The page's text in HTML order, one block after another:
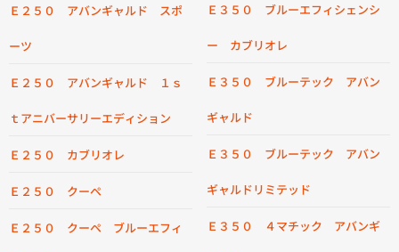
Ｅ２５０ アバンギャルド スポ
ーツ
Ｅ２５０ アバンギャルド １ｓ
ｔアニバーサリーエディション
Ｅ２５０ カブリオレ
Ｅ２５０ クーペ
Ｅ２５０ クーペ ブルーエフィ
Ｅ３５０ ブルーエフィシェンシ
ー カブリオレ
Ｅ３５０ ブルーテック アバン
ギャルド
Ｅ３５０ ブルーテック アバン
ギャルドリミテッド
Ｅ３５０ ４マチック アバンギ